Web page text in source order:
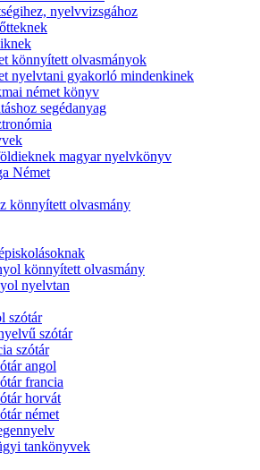
nyelvvizsgához
könnyített olvasmányok
nyelvtani gyakorló mindenkinek
német könyv
segédanyag
magyar nyelvkönyv
Német
könnyített olvasmány
könnyített olvasmány
nyelvtan
szótár
szótár
szótár
angol
francia
horvát
német
tankönyvek